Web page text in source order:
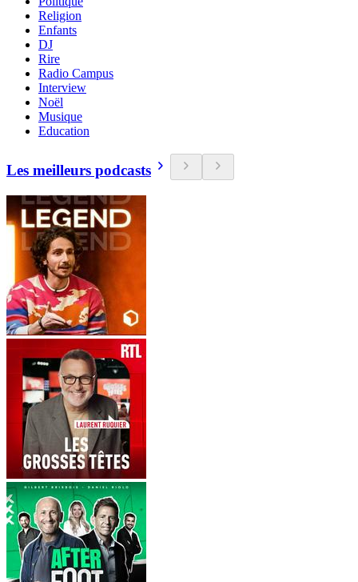
Religion
Enfants
DJ
Rire
Radio Campus
Interview
Noël
Musique
Education
Les meilleurs podcasts